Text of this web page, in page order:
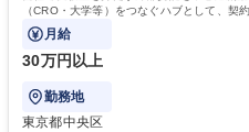
（CRO・大学等）をつなぐハブとして、契
任せします。
月給
30万円以上
勤務地
東京都中央区